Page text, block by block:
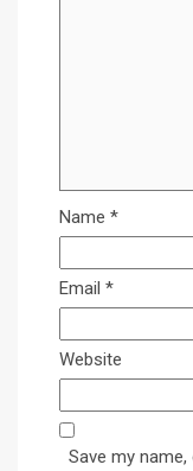
Name *
Email *
Website
Save my